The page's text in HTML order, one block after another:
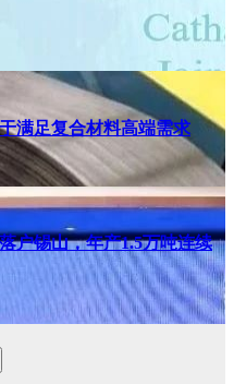
满足复合材料高端需求
户锡山，年产1.5万吨连续